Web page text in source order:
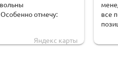
отмечу:
Яндекс карты
все